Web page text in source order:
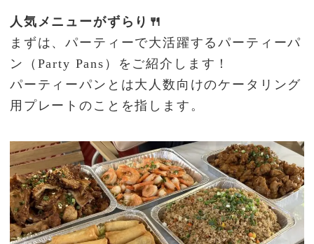
人気メニューがずらり🍴
まずは、パーティーで大活躍するパーティーパ
ン（Party Pans）をご紹介します！
パーティーパンとは大人数向けのケータリング
用プレートのことを指します。